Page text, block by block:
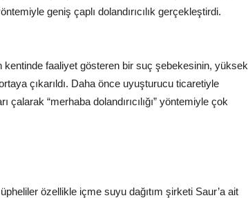
geniş çaplı dolandırıcılık gerçekleştirdi.
kentinde faaliyet gösteren bir suç şebekesinin, yüksek
çıkarıldı. Daha önce uyuşturucu ticaretiyle
çalarak “merhaba dolandırıcılığı” yöntemiyle çok
özellikle içme suyu dağıtım şirketi Saur’a ait